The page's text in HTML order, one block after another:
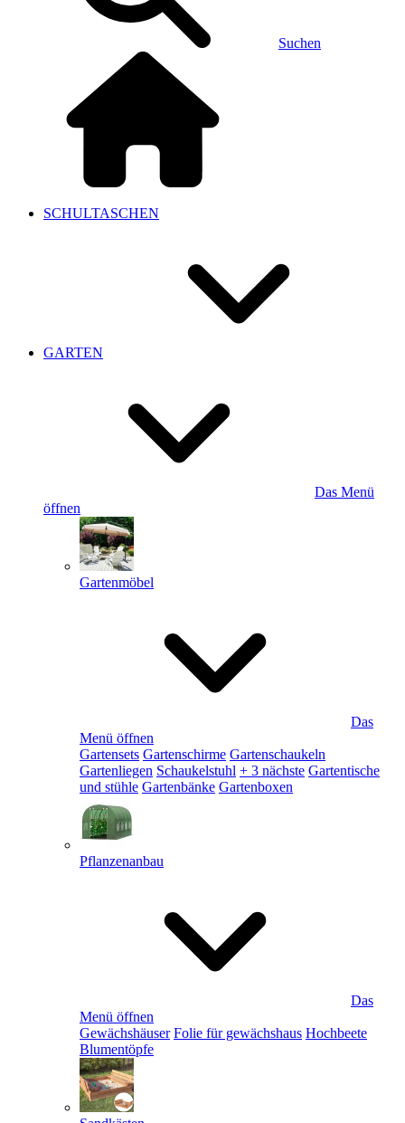
Suchen
SCHULTASCHEN
GARTEN
Das Menü
öffnen
Gartenmöbel
Das
Menü öffnen
Gartensets Gartenschirme Gartenschaukeln
Gartenliegen Schaukelstuhl + 3 nächste Gartentische
und stühle Gartenbänke Gartenboxen
Pflanzenanbau
Das
Menü öffnen
Gewächshäuser Folie für gewächshaus Hochbeete
Blumentöpfe